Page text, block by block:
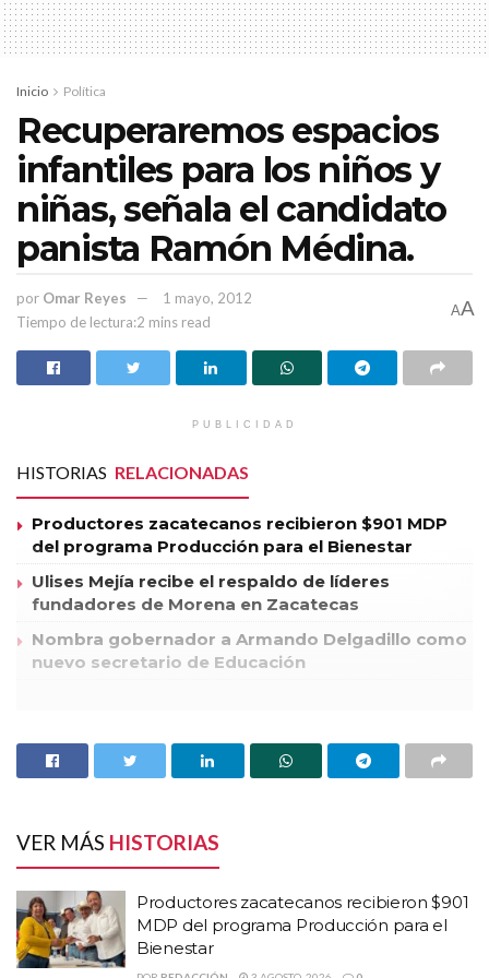
Inicio Política
Recuperaremos espacios
infantiles para los niños y
niñas, señala el candidato
panista Ramón Médina.
por Omar Reyes
1 mayo, 2012
Tiempo de lectura:2 mins read
AA
PUBLICIDAD
HISTORIAS RELACIONADAS
Productores zacatecanos recibieron $901 MDP
del programa Producción para el Bienestar
Ulises Mejía recibe el respaldo de líderes
fundadores de Morena en Zacatecas
Nombra gobernador a Armando Delgadillo como
nuevo secretario de Educación
campaña para festejar a los pequeños en el marco de Día del
Niño, el candidato de Acción Nacional (PAN) al Senado,
partido y de su abanderada presidencial, Josefina Vázquez
Mota, es construir un México mejor para que la niñez cuente
con las condiciones idóneas para su desarrollo.
Congregados en la cabecera municipal de Saín Alto cientos de
niños convivieron sanamente a través de concursos y dinámicas
VER MÁS HISTORIAS
Productores zacatecanos recibieron $901
MDP del programa Producción para el
Bienestar